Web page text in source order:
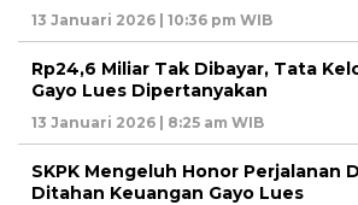
13 Januari 2026 | 10:36 pm WIB
Rp24,6 Miliar Tak Dibayar, Tata
Gayo Lues Dipertanyakan
13 Januari 2026 | 8:25 am WIB
SKPK Mengeluh Honor Perjalanan
Ditahan Keuangan Gayo Lues